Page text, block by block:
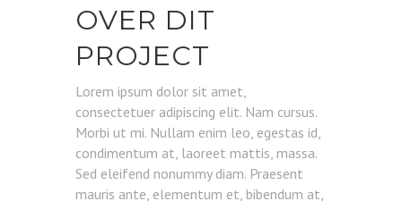
OVER DIT
PROJECT
Lorem ipsum dolor sit amet,
consectetuer adipiscing elit. Nam cursus.
Morbi ut mi. Nullam enim leo, egestas id,
condimentum at, laoreet mattis, massa.
Sed eleifend nonummy diam. Praesent
mauris ante, elementum et, bibendum at,